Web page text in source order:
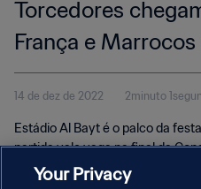
Torcedores
França e
14 de dez de 2022 2minuto
Estádio Al Bayt é o palco da
partida vale vaga na final da
Your Privacy